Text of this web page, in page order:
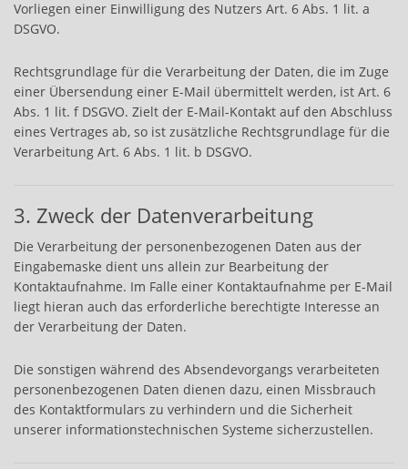
Vorliegen einer Einwilligung des Nutzers Art. 6 Abs. 1 lit. a
DSGVO.
Rechtsgrundlage für die Verarbeitung der Daten, die im Zuge
einer Übersendung einer E-Mail übermittelt werden, ist Art. 6
Abs. 1 lit. f DSGVO. Zielt der E-Mail-Kontakt auf den Abschluss
eines Vertrages ab, so ist zusätzliche Rechtsgrundlage für die
Verarbeitung Art. 6 Abs. 1 lit. b DSGVO.
3. Zweck der Datenverarbeitung
Die Verarbeitung der personenbezogenen Daten aus der
Eingabemaske dient uns allein zur Bearbeitung der
Kontaktaufnahme. Im Falle einer Kontaktaufnahme per E-Mail
liegt hieran auch das erforderliche berechtigte Interesse an
der Verarbeitung der Daten.
Die sonstigen während des Absendevorgangs verarbeiteten
personenbezogenen Daten dienen dazu, einen Missbrauch
des Kontaktformulars zu verhindern und die Sicherheit
unserer informationstechnischen Systeme sicherzustellen.